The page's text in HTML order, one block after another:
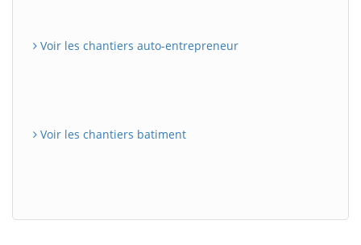
Voir les chantiers auto-entrepreneur
Voir les chantiers batiment